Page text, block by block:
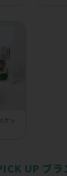
ケッ
UP ブラ